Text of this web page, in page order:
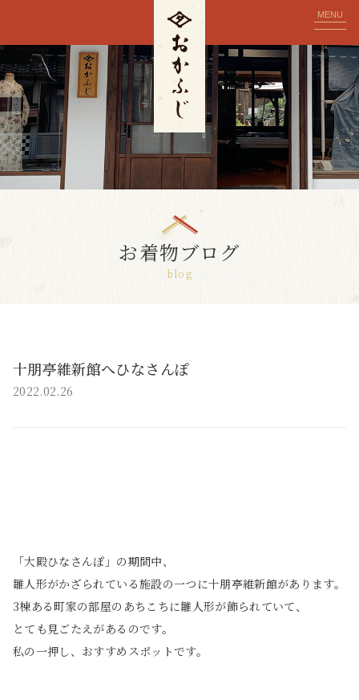
MENU
お着物ブログ
blog
十朋亭維新館へひなさんぽ
2022.02.26
「大殿ひなさんぽ」の期間中、
雛人形がかざられている施設の一つに十朋亭維新館があります。
3棟ある町家の部屋のあちこちに雛人形が飾られていて、
とても見ごたえがあるのです。
私の一押し、おすすめスポットです。